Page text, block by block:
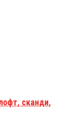
сканди,